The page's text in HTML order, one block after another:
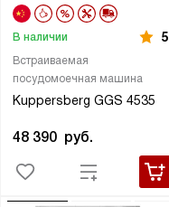
Встраиваемая
посудомоечная машина
Kuppersberg GGS 4535
В наличии 5
48 390 руб.